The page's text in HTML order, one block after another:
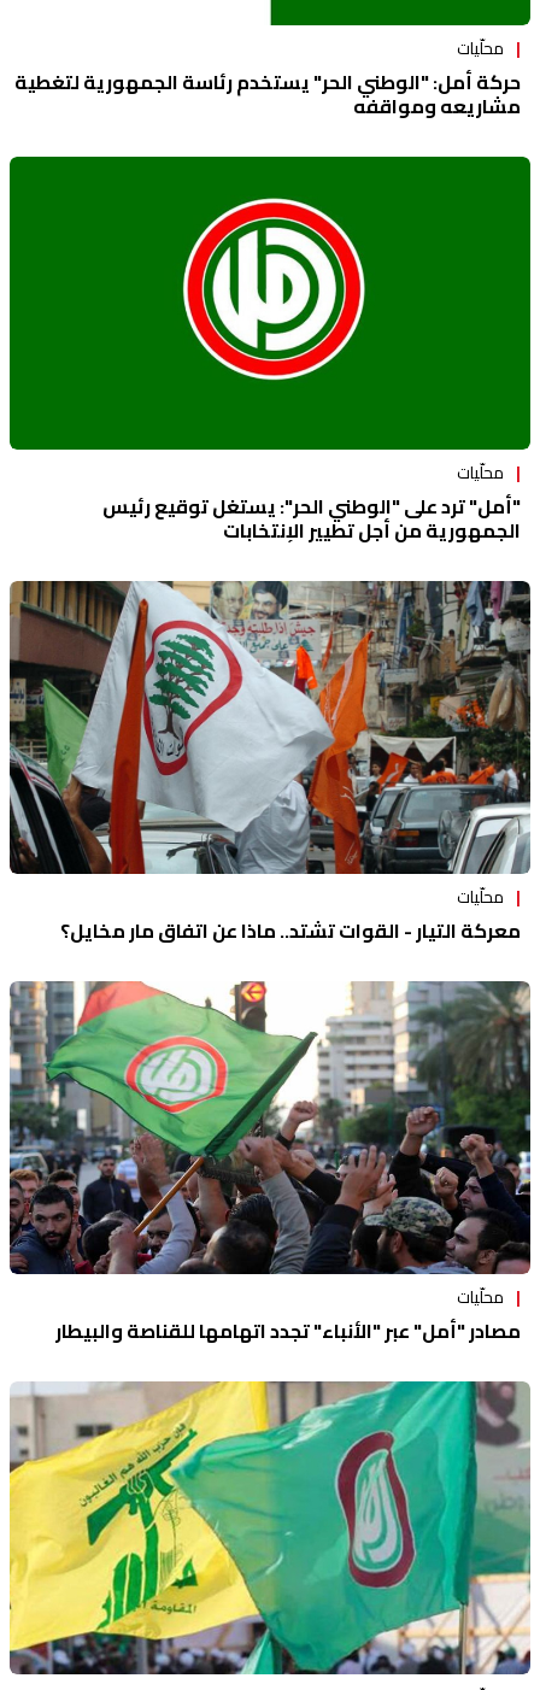
محلّيات
حركة أمل: "الوطني الحر" يستخدم رئاسة الجمهورية لتغطية
مشاريعه ومواقفه
محلّيات
"أمل" ترد على "الوطني الحر": يستغل توقيع رئيس
الجمهورية من أجل تطيير الإنتخابات
محلّيات
معركة التيار - القوات تشتد.. ماذا عن اتفاق مار مخايل؟
محلّيات
مصادر "أمل" عبر "الأنباء" تجدد اتهامها للقناصة والبيطار